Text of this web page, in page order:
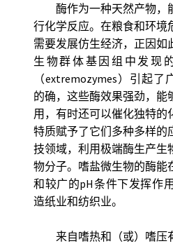
酶作为一种天然产物，
行化学反应。在粮食和环境
需要发展仿生经济，正因如
生物群体基因组中发现
（extremozymes）引起了
的确，这些酶效果强劲，能
用，有时还可以催化独特的
特质赋予了它们多种多样的
技领域，利用极端酶生产生
物分子。嗜盐微生物的酶能
和较广的pH条件下发挥作
造纸业和纺织业。
来自嗜热和（或）嗜压